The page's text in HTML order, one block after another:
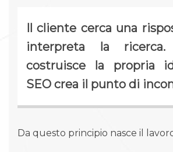
Il cliente cerca una
interpreta la ricerca.
costruisce la propria
SEO crea il punto di
Da questo principio nasce il